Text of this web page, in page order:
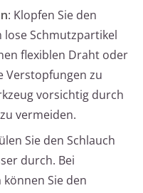
: Klopfen Sie den
lose Schmutzpartikel
flexiblen Draht oder
Verstopfungen zu
vorsichtig durch
vermeiden.
Sie den Schlauch
durch. Bei
Sie den